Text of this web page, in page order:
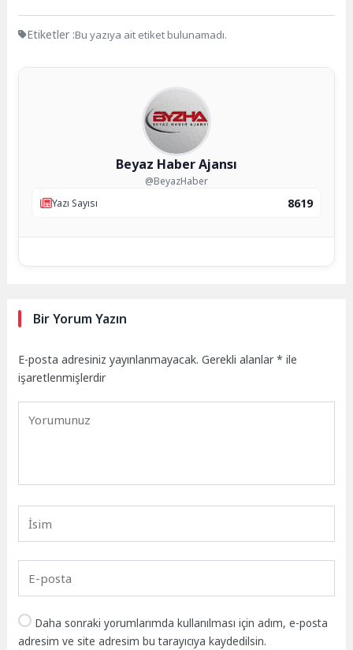
Etiketler :Bu yazıya ait etiket bulunamadı.
Beyaz Haber Ajansı
@BeyazHaber
Yazı Sayısı
8619
Bir Yorum Yazın
E-posta adresiniz yayınlanmayacak. Gerekli alanlar* ile
işaretlenmişlerdir
Daha sonraki yorumlarımda kullanılması için adım, e-posta
adresim ve site adresim bu tarayıcıya kaydedilsin.